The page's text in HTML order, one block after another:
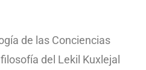
de las Conciencias
del Lekil Kuxlejal